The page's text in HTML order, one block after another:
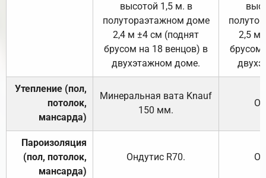
высотой 1,5 м. в
полутораэтажном доме
2,4 м ±4 см (поднят
брусом на 18 венцов) в
двухэтажном доме.
2,5 м
брусом
Утепление (пол,
потолок,
мансарда)
Минеральная вата Knauf
150 мм.
Пароизоляция
(пол, потолок,
мансарда)
Ондутис R70.